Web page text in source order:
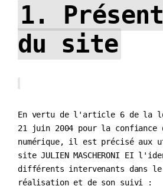
1.
du site
En vertu de l'article 6 de la
21 juin 2004 pour la confiance
numérique, il est précisé aux
site JULIEN MASCHERONI EI
différents intervenants dans le
réalisation et de son suivi :